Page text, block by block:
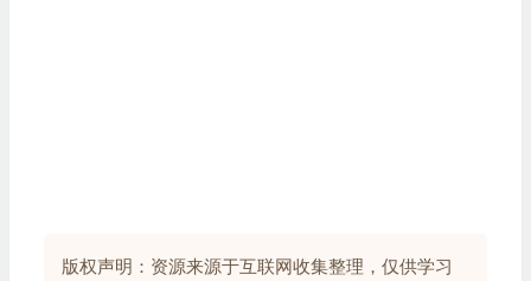
版权声明：资源来源于互联网收集整理，仅供学习